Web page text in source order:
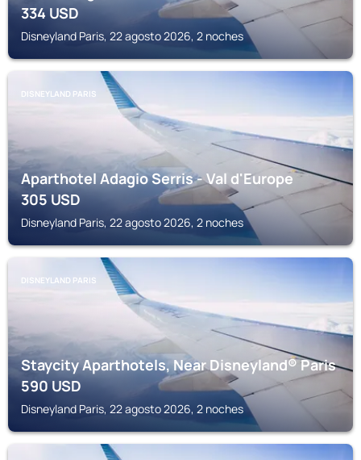
334USD
Disneyland Paris, 22 agosto 2026, 2 noches
DISNEYLAND PARIS
Aparthotel Adagio Serris - Val d'Europe
305USD
Disneyland Paris, 22 agosto 2026, 2 noches
DISNEYLAND PARIS
Staycity Aparthotels, Near Disneyland® Paris
590USD
Disneyland Paris, 22 agosto 2026, 2 noches